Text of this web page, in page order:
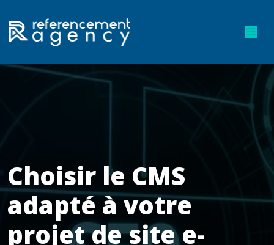
Choisir le CMS
adapté à votre
projet de site e-